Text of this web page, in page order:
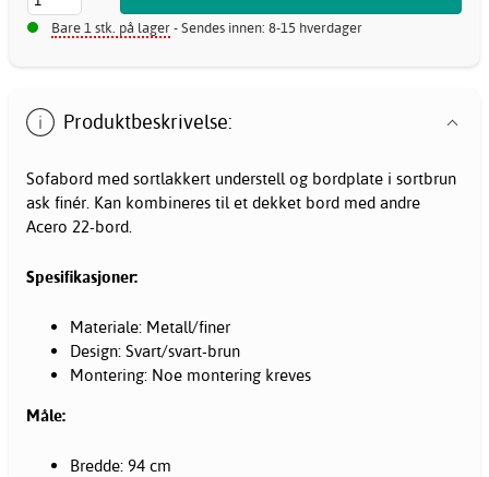
Bare 1 stk. på lager- Sendes innen: 8-15 hverdager
Produktbeskrivelse:
Sofabord med sortlakkert understell og bordplate i sortbrun
ask finér. Kan kombineres til et dekket bord med andre
Acero 22-bord.
Spesifikasjoner:
Materiale: Metall/finer
Design: Svart/svart-brun
Montering: Noe montering kreves
Måle:
Bredde: 94 cm